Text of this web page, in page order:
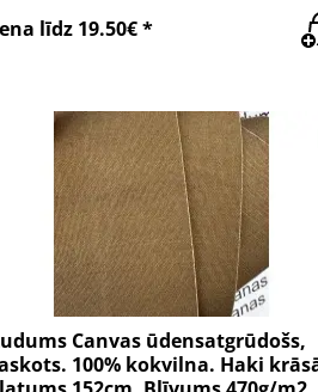
līdz 19.50€ *
Canvas ūdensatgrūdošs,
100% kokvilna. Haki